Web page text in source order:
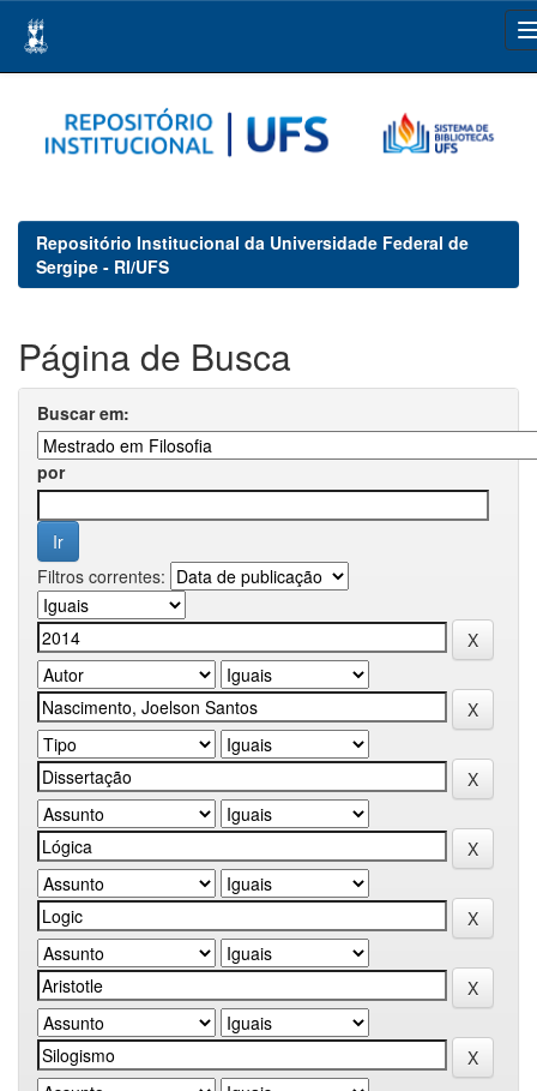
navigation
Repositório Institucional da Universidade Federal de
Sergipe - RI/UFS
Página de Busca
Buscar em:
por
Filtros correntes: